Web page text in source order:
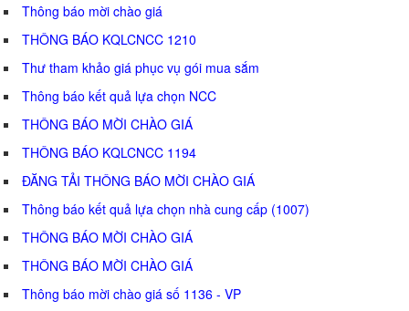
Thông báo mời chào giá
THÔNG BÁO KQLCNCC 1210
Thư tham khảo giá phục vụ gói mua sắm
Thông báo kết quả lựa chọn NCC
THÔNG BÁO MỜI CHÀO GIÁ
THÔNG BÁO KQLCNCC 1194
ĐĂNG TẢI THÔNG BÁO MỜI CHÀO GIÁ
Thông báo kết quả lựa chọn nhà cung cấp (1007)
THÔNG BÁO MỜI CHÀO GIÁ
THÔNG BÁO MỜI CHÀO GIÁ
Thông báo mời chào giá số 1136 - VP